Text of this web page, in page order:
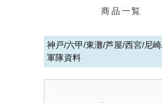
商品一覧
神戸/六甲/東灘/芦屋/西宮/尼
軍隊資料